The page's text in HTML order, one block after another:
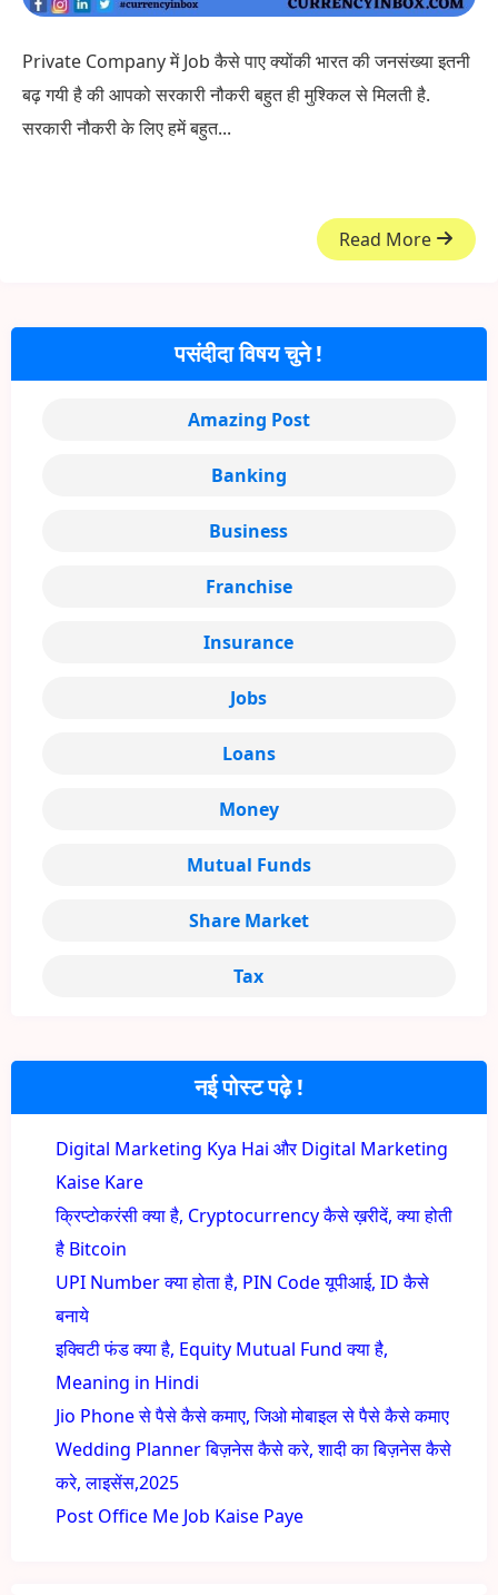
Private Company में Job कैसे पाए क्योंकी भारत की जनसंख्या इतनी
बढ़ गयी है की आपको सरकारी नौकरी बहुत ही मुश्किल से मिलती है.
सरकारी नौकरी के लिए हमें बहुत...
Read More
नई पोस्ट पढ़े !
Digital Marketing Kya Hai और Digital Marketing
Kaise Kare
क्रिप्टोकरंसी क्या है, Cryptocurrency कैसे ख़रीदें, क्या होती
है Bitcoin
UPI Number क्या होता है, PIN Code यूपीआई, ID कैसे
बनाये
इक्विटी फंड क्या है, Equity Mutual Fund क्या है,
Meaning in Hindi
Jio Phone से पैसे कैसे कमाए, जिओ मोबाइल से पैसे कैसे कमाए
Wedding Planner बिज़नेस कैसे करे, शादी का बिज़नेस कैसे
करे, लाइसेंस,2025
Post Office Me Job Kaise Paye
पसंदीदा विषय चुने !
Amazing Post
Banking
Business
Franchise
Insurance
Jobs
Loans
Money
Mutual Funds
Share Market
Tax